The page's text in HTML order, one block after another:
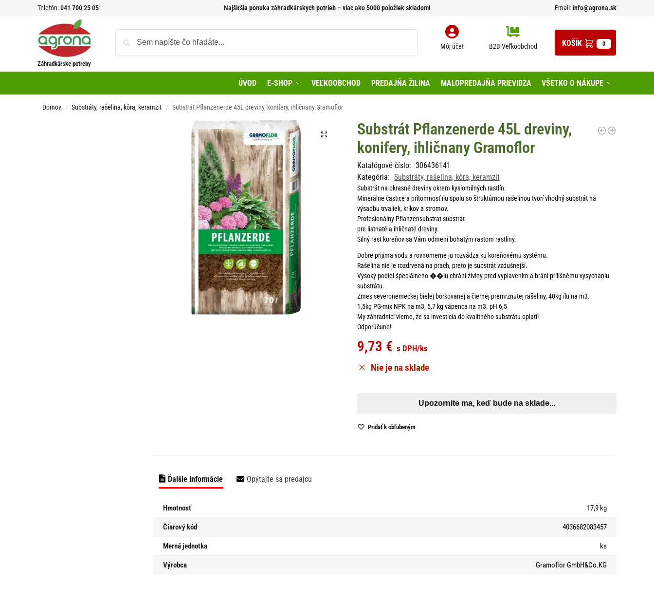
Telefón:041 700 25 05 Najširšia ponuka záhradkárskych potrieb – viac ako 5000 položiek skladom! Email:info@agrona.sk
Záhradkárske potreby
Môj účet B2B Veľkoobchod 0
ÚVOD E-SHOP VEĽKOOBCHOD PREDAJŇA ŽILINA MALOPREDAJŇA PRIEVIDZA VŠETKO O NÁKUPE
Domov / Substráty, rašelina, kôra, keramzit / Substrát Pflanzenerde 45L dreviny, konifery, ihličnany Gramoflor
Substrát Pflanzenerde 45L dreviny,
konifery, ihličnany Gramoflor
Katalógové číslo: 306436141
Kategória: Substráty, rašelina, kôra, keramzit
Substrát na okrasné dreviny okrem kyslomilných rastlín.
Minerálne častice a prítomnosť ílu spolu so štruktúrnou rašelinou tvorí vhodný substrát na
výsadbu trvaliek, kríkov a stromov.
Profesionálny Pflanzensubstrat substrát
pre listnaté a ihličnaté dreviny.
Silný rast koreňov sa Vám odmení bohatým rastom rastliny.
Dobre prijima vodu a rovnomerne ju rozvádza ku koreňovému systému.
Rašelina nie je rozdrvená na prach, preto je substrát vzdušnejší.
Vysoký podiel špeciálneho ��lu chrání živiny pred vyplavením a bráni prílišnému vysychaniu
substrátu.
Zmes severonemeckej bielej borkovanej a čiernej premrznutej rašeliny, 40kg ílu na m3.
1,5kg PG-mix NPK na m3, 5,7 kg vápenca na m3. pH 6,5
My záhradníci vieme, že sa investícia do kvalitného substrátu oplatí!
Odporúčune!
9,73 € s DPH/ks
Nie je na sklade
Pridať k obľubeným
Ďalšie informácie Opýtajte sa predajcu
Hmotnosť 17,9 kg
Čiarový kód 4036682083457
Merná jednotka ks
Výrobca Gramoflor GmbH&Co.KG